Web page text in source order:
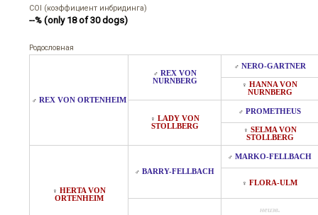
COI (коэффициент инбридинга)
--% (only 18 of 30 dogs)
Родословная
♂ REX VON ORTENHEIM
♂ REX VON
NURNBERG
♂ NERO-GARTNER
♀ HANNA VON
NURNBERG
♀ LADY VON
STOLLBERG
♂ PROMETHEUS
♀ SELMA VON
STOLLBERG
♀ HERTA VON
ORTENHEIM
♂ BARRY-FELLBACH
♂ MARKO-FELLBACH
♀ FLORA-ULM
неизв.